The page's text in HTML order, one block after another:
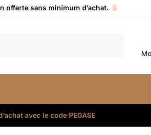
offerte sans minimum d’achat.
avec le code PEGASE